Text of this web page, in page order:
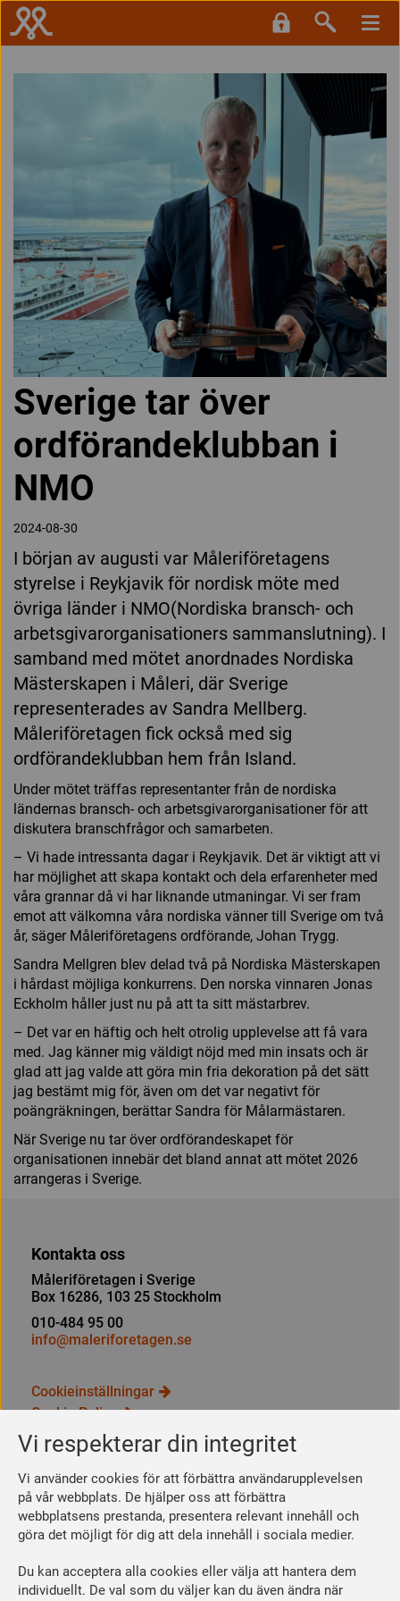
Vi respekterar din integritet
Vi använder cookies för att förbättra användarupplevelsen
på vår webbplats. De hjälper oss att förbättra
webbplatsens prestanda, presentera relevant innehåll och
göra det möjligt för dig att dela innehåll i sociala medier.
Du kan acceptera alla cookies eller välja att hantera dem
individuellt. De val som du väljer kan du även ändra när
Sverige tar över
ordförandeklubban i
NMO
2024-08-30
I början av augusti var Måleriföretagens
styrelse i Reykjavik för nordisk möte med
övriga länder i NMO(Nordiska bransch- och
arbetsgivarorganisationers sammanslutning). I
samband med mötet anordnades Nordiska
Mästerskapen i Måleri, där Sverige
representerades av Sandra Mellberg.
Måleriföretagen fick också med sig
ordförandeklubban hem från Island.
Under mötet träffas representanter från de nordiska
ländernas bransch- och arbetsgivarorganisationer för att
diskutera branschfrågor och samarbeten.
– Vi hade intressanta dagar i Reykjavik. Det är viktigt att vi
har möjlighet att skapa kontakt och dela erfarenheter med
våra grannar då vi har liknande utmaningar. Vi ser fram
emot att välkomna våra nordiska vänner till Sverige om två
år, säger Måleriföretagens ordförande, Johan Trygg.
Sandra Mellgren blev delad två på Nordiska Mästerskapen
i hårdast möjliga konkurrens. Den norska vinnaren Jonas
Eckholm håller just nu på att ta sitt mästarbrev.
– Det var en häftig och helt otrolig upplevelse att få vara
med. Jag känner mig väldigt nöjd med min insats och är
glad att jag valde att göra min fria dekoration på det sätt
jag bestämt mig för, även om det var negativt för
poängräkningen, berättar Sandra för Målarmästaren.
När Sverige nu tar över ordförandeskapet för
organisationen innebär det bland annat att mötet 2026
arrangeras i Sverige.
Kontakta oss
Måleriföretagen i Sverige
Box 16286, 103 25 Stockholm
010-484 95 00
info@maleriforetagen.se
Cookieinställningar
Cookie Policy
Integritetspolicy
Bli medlem
Så här blir du medlem
Se dina förmåner
Räkna ut din medlemsavgift
Följ oss